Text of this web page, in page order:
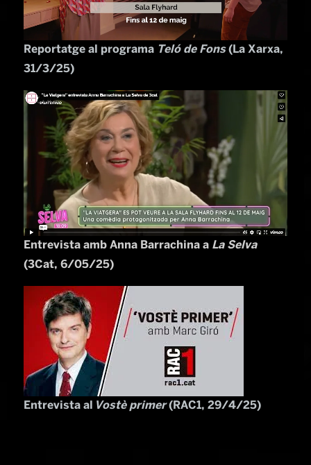
Reportatge al programa Teló de Fons(La Xarxa,
31/3/25)
Entrevista amb Anna Barrachina a La Selva
(3Cat, 6/05/25)
Entrevista al Vostè primer(RAC1, 29/4/25)